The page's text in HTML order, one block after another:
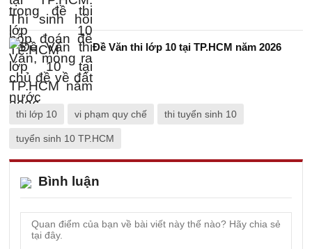
Đề Văn thi lớp 10 tại TP.HCM năm 2026
thi lớp 10 vi phạm quy chế thi tuyển sinh 10
tuyển sinh 10 TP.HCM
Bình luận